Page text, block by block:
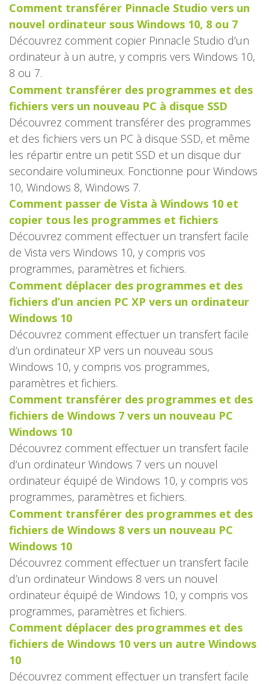
Comment transférer Pinnacle Studio vers un
nouvel ordinateur sous Windows 10, 8 ou 7
Découvrez comment copier Pinnacle Studio d’un
ordinateur à un autre, y compris vers Windows 10,
8 ou 7.
Comment transférer des programmes et des
fichiers vers un nouveau PC à disque SSD
Découvrez comment transférer des programmes
et des fichiers vers un PC à disque SSD, et même
les répartir entre un petit SSD et un disque dur
secondaire volumineux. Fonctionne pour Windows
10, Windows 8, Windows 7.
Comment passer de Vista à Windows 10 et
copier tous les programmes et fichiers
Découvrez comment effectuer un transfert facile
de Vista vers Windows 10, y compris vos
programmes, paramètres et fichiers.
Comment déplacer des programmes et des
fichiers d’un ancien PC XP vers un ordinateur
Windows 10
Découvrez comment effectuer un transfert facile
d’un ordinateur XP vers un nouveau sous
Windows 10, y compris vos programmes,
paramètres et fichiers.
Comment transférer des programmes et des
fichiers de Windows 7 vers un nouveau PC
Windows 10
Découvrez comment effectuer un transfert facile
d’un ordinateur Windows 7 vers un nouvel
ordinateur équipé de Windows 10, y compris vos
programmes, paramètres et fichiers.
Comment transférer des programmes et des
fichiers de Windows 8 vers un nouveau PC
Windows 10
Découvrez comment effectuer un transfert facile
d’un ordinateur Windows 8 vers un nouvel
ordinateur équipé de Windows 10, y compris vos
programmes, paramètres et fichiers.
Comment déplacer des programmes et des
fichiers de Windows 10 vers un autre Windows
10
Découvrez comment effectuer un transfert facile